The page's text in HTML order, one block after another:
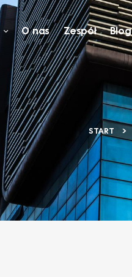
O nas Zespół Blog
START